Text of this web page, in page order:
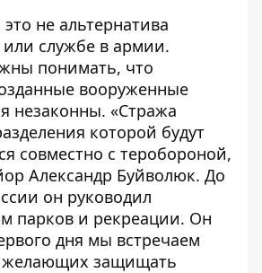
не альтернатива
службе в армии.
понимать, что
вооруженные
незаконны. «Стража
которой будут
совместно с теробороной,
Александр Буйволюк. До
он руководил
парков и рекреации. Он
дня мы встречаем
желающих защищать